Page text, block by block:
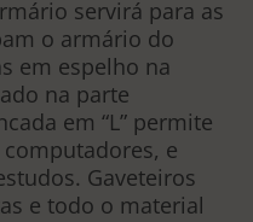
servirá para as
o armário do
em espelho na
na parte
em “L” permite
e
Gaveteiros
e todo o material